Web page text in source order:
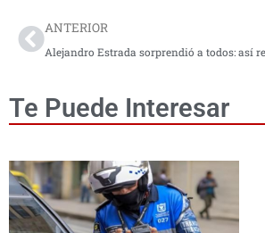
ANTERIOR
Te Puede Interesar